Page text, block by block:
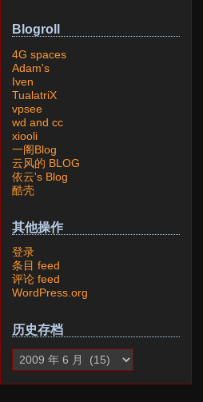
Blogroll
4G spaces
Adam's
Iven
TualatriX
vpsee
wd and cc
xiooli
一阁Blog
云风的 BLOG
依云's Blog
酷壳
其他操作
登录
条目 feed
评论 feed
WordPress.org
历史存档